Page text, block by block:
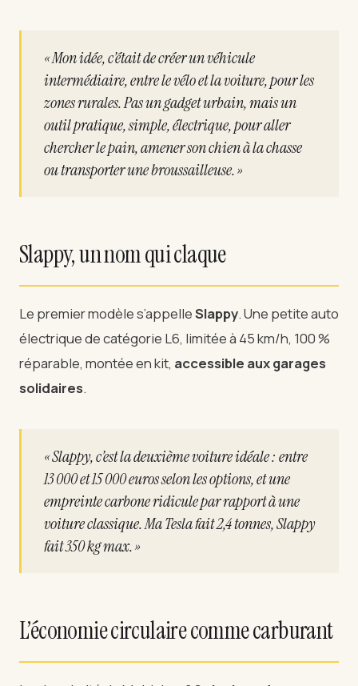
« Mon idée, c’était de créer un véhicule
intermédiaire, entre le vélo et la voiture, pour les
zones rurales. Pas un gadget urbain, mais un
outil pratique, simple, électrique, pour aller
chercher le pain, amener son chien à la chasse
ou transporter une broussailleuse. »
Slappy, un nom qui claque
Le premier modèle s’appelleSlappy. Une petite auto
électrique de catégorie L6, limitée à 45 km/h, 100 %
réparable, montée en kit, accessible aux garages
solidaires.
« Slappy, c’est la deuxième voiture idéale : entre
13 000 et 15 000 euros selon les options, et une
empreinte carbone ridicule par rapport à une
voiture classique. Ma Tesla fait 2,4 tonnes, Slappy
fait 350 kg max. »
L’économie circulaire comme carburant